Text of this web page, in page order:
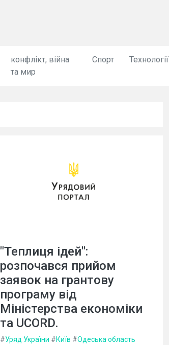
конфлікт, війна
та мир
Спорт Технології
"Теплиця ідей":
розпочався прийом
заявок на грантову
програму від
Міністерства економіки
та UCORD.
#Уряд України #Київ #Одеська область